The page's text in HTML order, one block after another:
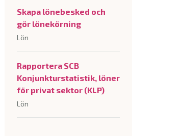
Skapa lönebesked och
gör lönekörning
Lön
Rapportera SCB
Konjunkturstatistik, löner
för privat sektor (KLP)
Lön